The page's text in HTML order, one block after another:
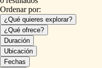
Ordenar por:
¿Qué quieres explorar?
¿Qué ofrece?
Duración
Ubicación
Fechas